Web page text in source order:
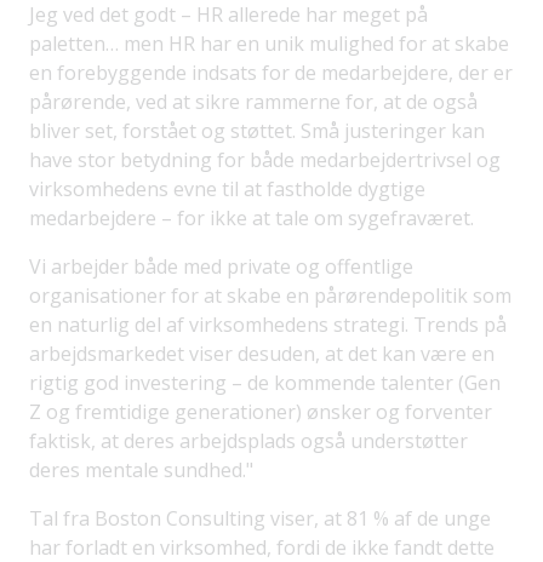
Jeg ved det godt – HR allerede har meget på
paletten… men HR har en unik mulighed for at skabe
en forebyggende indsats for de medarbejdere, der er
pårørende, ved at sikre rammerne for, at de også
bliver set, forstået og støttet. Små justeringer kan
have stor betydning for både medarbejdertrivsel og
virksomhedens evne til at fastholde dygtige
medarbejdere – for ikke at tale om sygefraværet.
Vi arbejder både med private og offentlige
organisationer for at skabe en pårørendepolitik som
en naturlig del af virksomhedens strategi. Trends på
arbejdsmarkedet viser desuden, at det kan være en
rigtig god investering – de kommende talenter (Gen
Z og fremtidige generationer) ønsker og forventer
faktisk, at deres arbejdsplads også understøtter
deres mentale sundhed."
Tal fra Boston Consulting viser, at 81 % af de unge
har forladt en virksomhed, fordi de ikke fandt dette